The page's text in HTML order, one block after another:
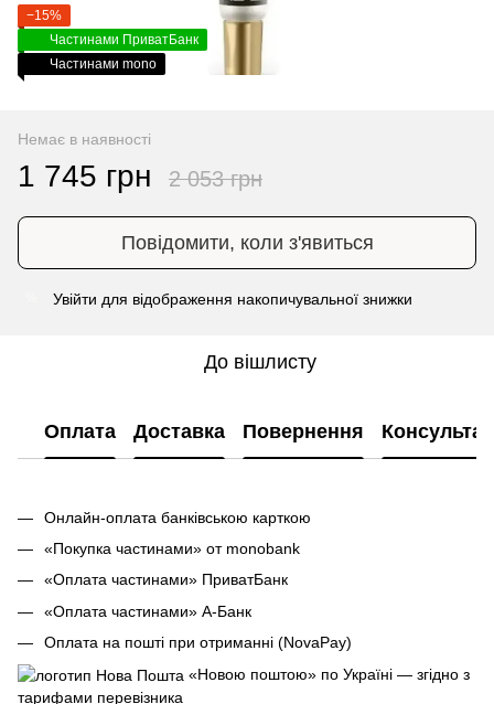
−15%
Частинами ПриватБанк
Частинами mono
Немає в наявності
1 745 грн 2 053 грн
Повідомити, коли з'явиться
Увійти для відображення накопичувальної знижки
До вішлисту
Оплата Доставка Повернення
Онлайн-оплата банківською карткою
«Покупка частинами» от monobank
«Оплата частинами» ПриватБанк
«Оплата частинами» А-Банк
Оплата на пошті при отриманні (NovaPay)
«Новою поштою» по Україні — згідно з
тарифами перевізника